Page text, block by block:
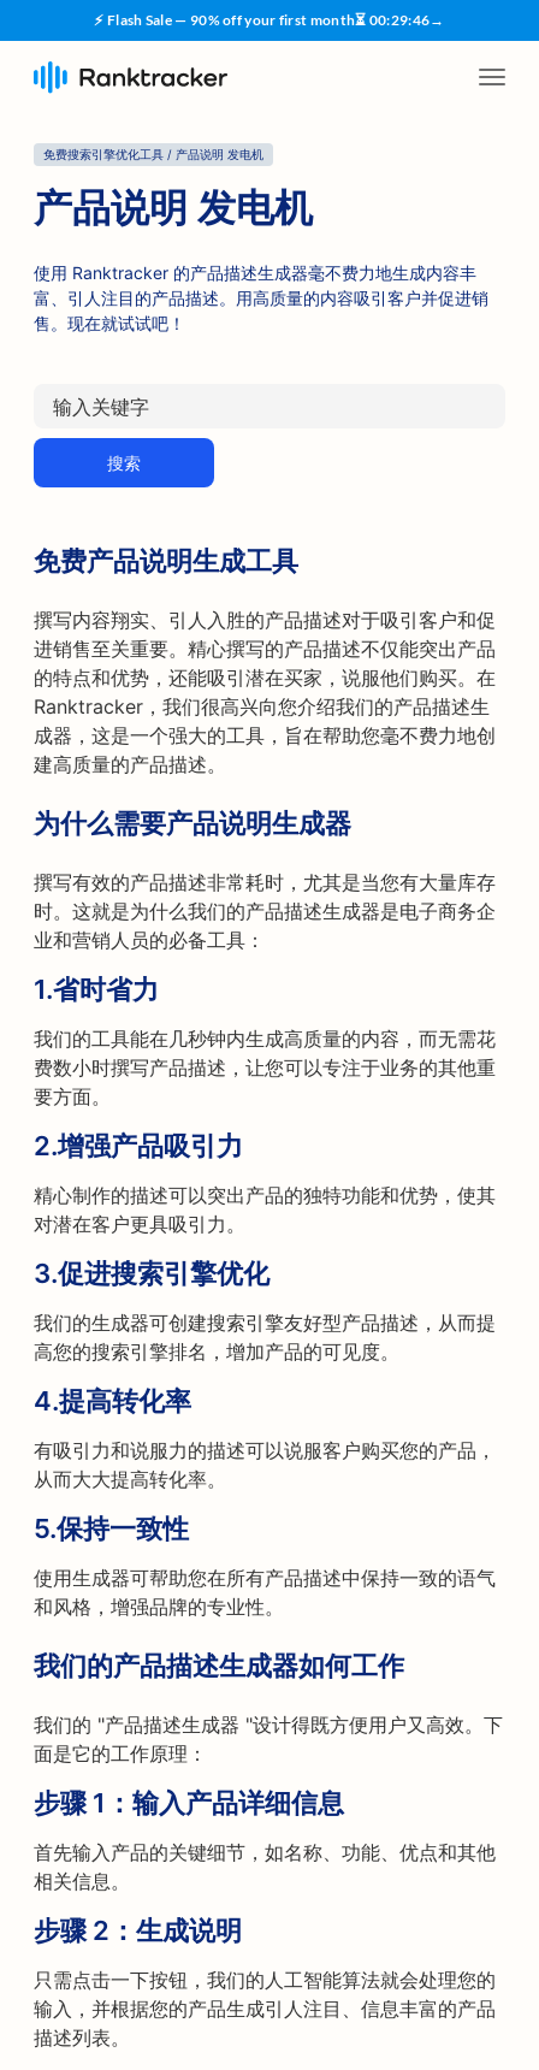
⚡ Flash Sale — 90% off your first month⏳ 00:29:45→
免费搜索引擎优化工具 / 产品说明 发电机
产品说明 发电机
使用 Ranktracker 的产品描述生成器毫不费力地生成内容丰
富、引人注目的产品描述。用高质量的内容吸引客户并促进销
售。现在就试试吧！
搜索
免费产品说明生成工具
撰写内容翔实、引人入胜的产品描述对于吸引客户和促
进销售至关重要。精心撰写的产品描述不仅能突出产品
的特点和优势，还能吸引潜在买家，说服他们购买。在
Ranktracker，我们很高兴向您介绍我们的产品描述生
成器，这是一个强大的工具，旨在帮助您毫不费力地创
建高质量的产品描述。
为什么需要产品说明生成器
撰写有效的产品描述非常耗时，尤其是当您有大量库存
时。这就是为什么我们的产品描述生成器是电子商务企
业和营销人员的必备工具：
1.省时省力
我们的工具能在几秒钟内生成高质量的内容，而无需花
费数小时撰写产品描述，让您可以专注于业务的其他重
要方面。
2.增强产品吸引力
精心制作的描述可以突出产品的独特功能和优势，使其
对潜在客户更具吸引力。
3.促进搜索引擎优化
我们的生成器可创建搜索引擎友好型产品描述，从而提
高您的搜索引擎排名，增加产品的可见度。
4.提高转化率
有吸引力和说服力的描述可以说服客户购买您的产品，
从而大大提高转化率。
5.保持一致性
使用生成器可帮助您在所有产品描述中保持一致的语气
和风格，增强品牌的专业性。
我们的产品描述生成器如何工作
我们的 "产品描述生成器 "设计得既方便用户又高效。下
面是它的工作原理：
步骤 1：输入产品详细信息
首先输入产品的关键细节，如名称、功能、优点和其他
相关信息。
步骤 2：生成说明
只需点击一下按钮，我们的人工智能算法就会处理您的
输入，并根据您的产品生成引人注目、信息丰富的产品
描述列表。